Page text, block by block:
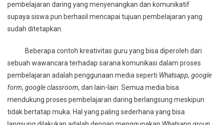
pembelajaran daring yang menyenangkan dan komunikatif
supaya siswa pun berhasil mencapai tujuan pembelajaran yang
sudah ditetapkan.
Beberapa contoh kreativitas guru yang bisa diperoleh dari
sebuah wawancara terhadap sarana komunikasi dalam proses
pembelajaran adalah penggunaan media seperti Whatsapp, google
form, google classroom, dan lain-lain. Semua media bisa
mendukung proses pembelajaran daring berlangsung meskipun
tidak bertatap muka. Hal yang paling sederhana yang bisa